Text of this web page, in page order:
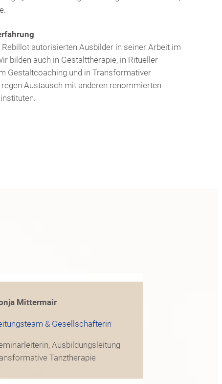
autorisierten Ausbilder in seiner Arbeit im
bilden auch in Gestalttherapie, in Ritueller
Gestaltcoaching und in Transformativer
Austausch mit anderen renommierten
Mittermair
& Gesellschafterin
Ausbildungsleitung
Tanztherapie